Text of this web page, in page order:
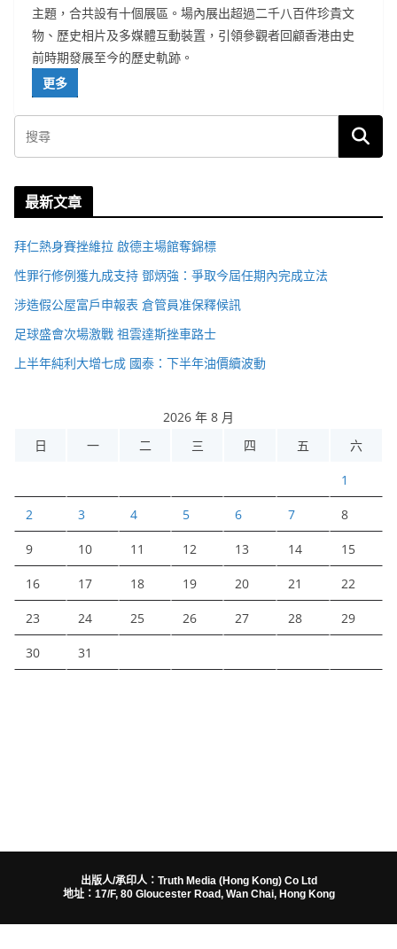
主題，合共設有十個展區。場內展出超過二千八百件珍貴文
物、歷史相片及多媒體互動裝置，引領參觀者回顧香港由史
前時期發展至今的歷史軌跡。
更多
最新文章
拜仁熱身賽挫維拉 啟德主場館奪錦標
性罪行修例獲九成支持 鄧炳強：爭取今屆任期內完成立法
涉造假公屋富戶申報表 倉管員准保釋候訊
足球盛會次場激戰 祖雲達斯挫車路士
上半年純利大增七成 國泰：下半年油價續波動
2026 年 8 月
日
一 二 三 四 五 六
1
2 3 4 5 6 7 8
9 10 11 12 13 14 15
16 17 18 19 20 21 22
23 24 25 26 27 28 29
30 31
出版人/承印人：Truth Media (Hong Kong) Co Ltd
地址：17/F, 80 Gloucester Road, Wan Chai, Hong Kong